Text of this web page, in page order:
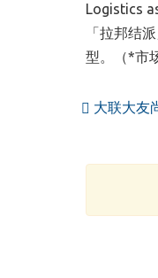
Logistics
「拉邦结
型。
（*市
大联大友